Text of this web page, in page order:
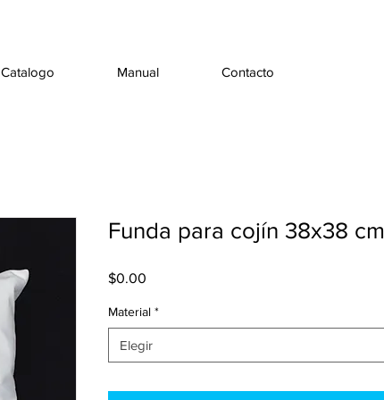
Catalogo Manual Contacto
Funda para cojín 38x38 cm
$0.00
Material *
Elegir